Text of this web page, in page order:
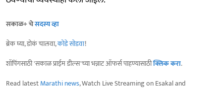
सकाळ+ चेसदस्य व्हा
ब्रेक घ्या, डोकं चालवा,कोडे सोडवा!
शॉपिंगसाठी 'सकाळ प्राईम डील्स'च्या भन्नाट ऑफर्स पाहण्यासाठीक्लिक करा.
Read latestMarathi news, Watch Live Streaming on Esakal and